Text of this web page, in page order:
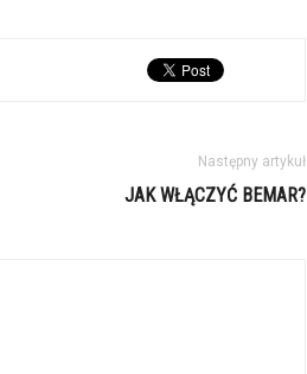
Następny artykuł
JAK WŁĄCZYĆ BEMAR?